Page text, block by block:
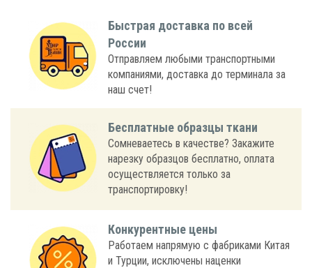
Быстрая доставка по всей
России
Отправляем любыми транспортными
компаниями, доставка до терминала за
наш счет!
Бесплатные образцы ткани
Сомневаетесь в качестве? Закажите
нарезку образцов бесплатно, оплата
осуществляется только за
транспортировку!
Конкурентные цены
Работаем напрямую с фабриками Китая
и Турции, исключены наценки